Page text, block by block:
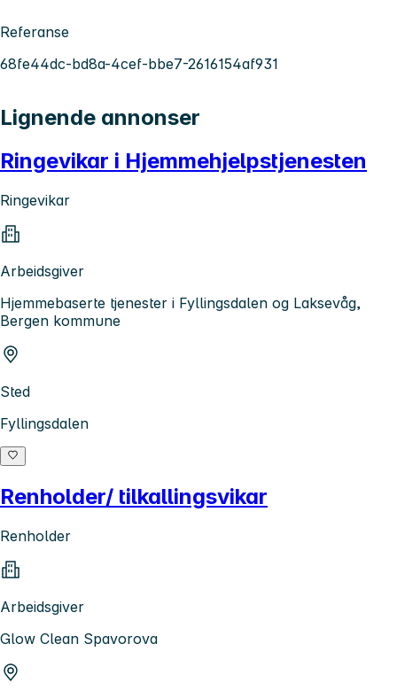
Referanse
68fe44dc-bd8a-4cef-bbe7-2616154af931
Lignende annonser
Ringevikar i Hjemmehjelpstjenesten
Ringevikar
Arbeidsgiver
Hjemmebaserte tjenester i Fyllingsdalen og Laksevåg,
Bergen kommune
Sted
Fyllingsdalen
Renholder/ tilkallingsvikar
Renholder
Arbeidsgiver
Glow Clean Spavorova